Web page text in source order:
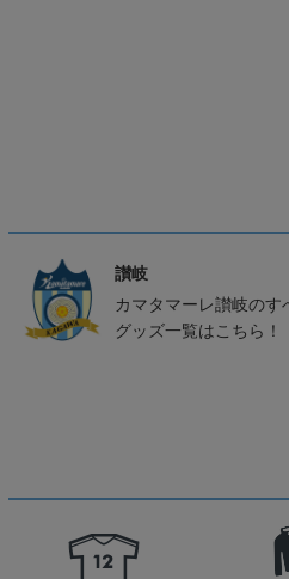
讃岐
カマタマーレ讃岐の
グッズ一覧はこちら！